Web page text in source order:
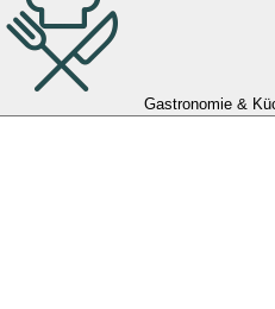
Gastronomie &